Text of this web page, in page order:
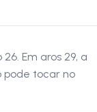
fino ao quadro,
preto é discreto
trabalho ou lazer
Em aros 29, a
pode tocar no